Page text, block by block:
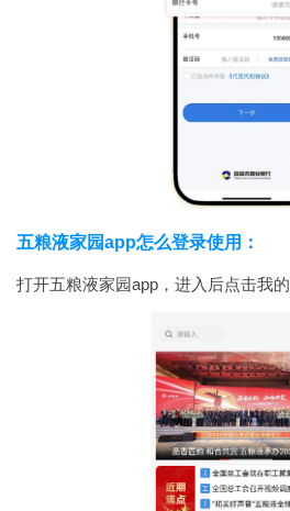
五粮液家园app怎么登录使用：
打开五粮液家园app，进入后点击我的